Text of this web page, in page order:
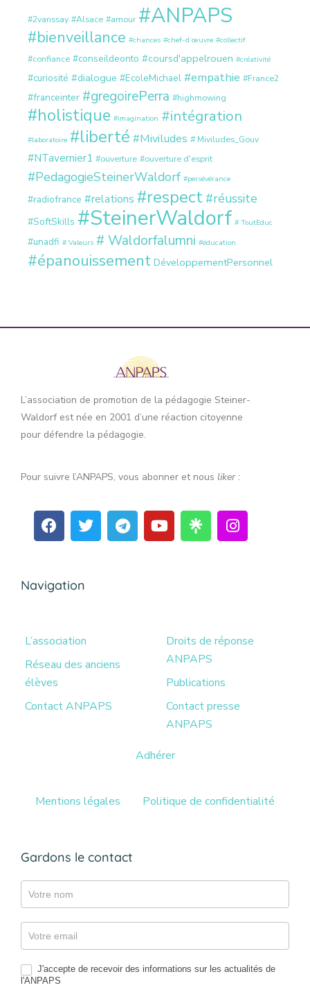
#2vanssay #Alsace #amour #ANPAPS
#bienveillance #chances #chef-d’œuvre #collectif
#confiance #conseildeonto #coursd'appelrouen #créativité
#curiosité #dialogue #EcoleMichael #empathie #France2
#franceinter #gregoirePerra #highmowing
#holistique #imagination #intégration
#laboratoire #liberté #Miviludes # Miviludes_Gouv
#NTavernier1 #ouverture #ouverture d'esprit
#PedagogieSteinerWaldorf #persévérance
#radiofrance #relations #respect #réussite
#SoftSkills #SteinerWaldorf # ToutEduc
#unadfi # Valeurs # Waldorfalumni #éducation
#épanouissement DéveloppementPersonnel
L’association de promotion de la pédagogie Steiner-
Waldorf est née en 2001 d’une réaction citoyenne
pour défendre la pédagogie.
Pour suivre l’ANPAPS, vous abonner et nous liker :
Navigation
L’association
Réseau des anciens
élèves
Contact ANPAPS
Droits de réponse
ANPAPS
Publications
Contact presse
ANPAPS
Adhérer
Mentions légales Politique de confidentialité
Gardons le contact
Gazette
J'accepte de recevoir des informations sur les actualités de
l'ANPAPS